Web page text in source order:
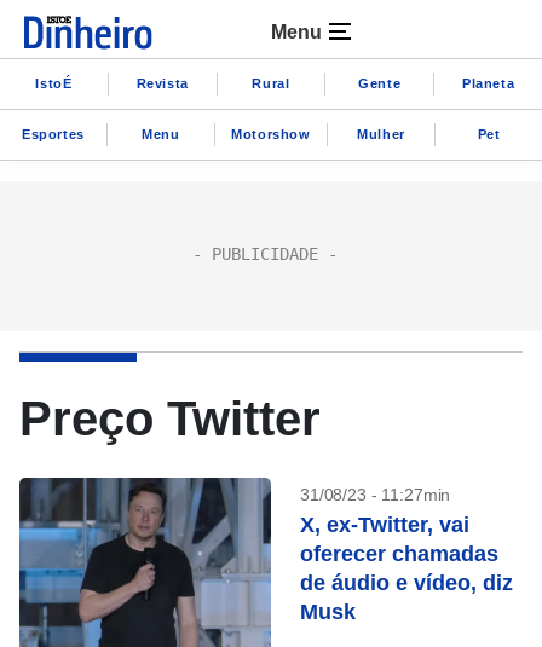
Menu
IstoÉ Revista Rural Gente Planeta
Esportes Menu Motorshow Mulher Pet
Preço Twitter
31/08/23 - 11:27min
X, ex-Twitter, vai
oferecer chamadas
de áudio e vídeo, diz
Musk